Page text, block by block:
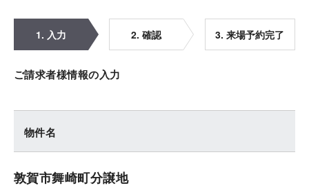
1. 入力 2. 確認 3. 来場予約完了
ご請求者様情報の入力
物件名
敦賀市舞崎町分譲地